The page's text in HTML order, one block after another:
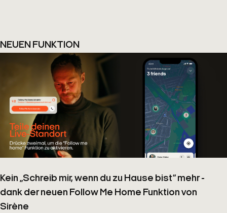
NEUEN FUNKTION
Kein „Schreib mir, wenn du zu Hause bist“ mehr -
dank der neuen Follow Me Home Funktion von
Sirène